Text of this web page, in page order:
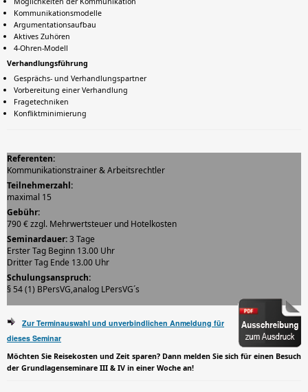
Kommunikationsmodelle
Argumentationsaufbau
Aktives Zuhören
4-Ohren-Modell
Verhandlungsführung
Gesprächs- und Verhandlungspartner
Vorbereitung einer Verhandlung
Fragetechniken
Konfliktminimierung
Referenten:
Kommunikationstrainer & Arbeitsrechtler
Teilnehmerzahl:
maximal 15
Gebühr:
790 € zzgl. Mehrwertsteuer und Hotelkosten
Seminardauer:3 Tage
Erster Tag Beginn 13.00 Uhr
Dritter Tag Ende 13.00 Uhr
Schulungsanspruch:
§ 54 (1) BPersVG,analog LPersVG´s
Zur Terminauswahl und unverbindlichen Anmeldung für
dieses Seminar
Möchten Sie Reisekosten und Zeit sparen? Dann melden Sie sich für einen Besuch
der Grundlagenseminare III & IV in einer Woche an!